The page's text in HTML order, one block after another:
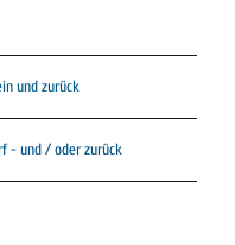
und zurück
- und / oder zurück